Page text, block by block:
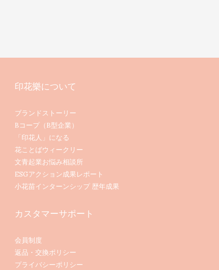
印花樂について
ブランドストーリー
Bコープ（B型企業）
「印花人」になる
花ことばウィークリー
文青起業お悩み相談所
ESGアクション成果レポート
小花苗インターンシップ 歴年成果
カスタマーサポート
会員制度
返品・交換ポリシー
プライバシーポリシー